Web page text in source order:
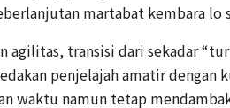
martabat kembara lo
agilitas, transisi dari sekadar
penjelajah amatir
waktu namun tetap